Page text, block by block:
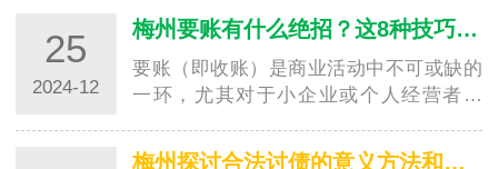
时，消费…
25
2024-12
梅州要账有什么绝招？这8种技巧值得学习！
要账（即收账）是商业活动中不可或缺的
一环，尤其对于小企业或个人经营者来
康发展的重…
梅州探讨合法讨债的意义方法和注意事项